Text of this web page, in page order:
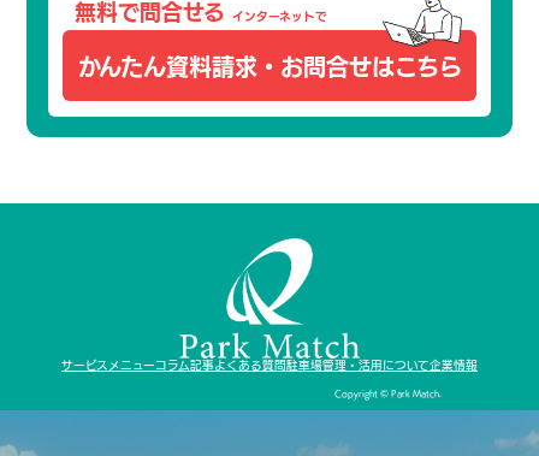
無料で問合せる インターネットで
かんたん資料請求・ お問合せはこちら
サービスメニュー コラム記事よくある質問 駐車場管理・活用について企業情報
Copyright © Park Match.